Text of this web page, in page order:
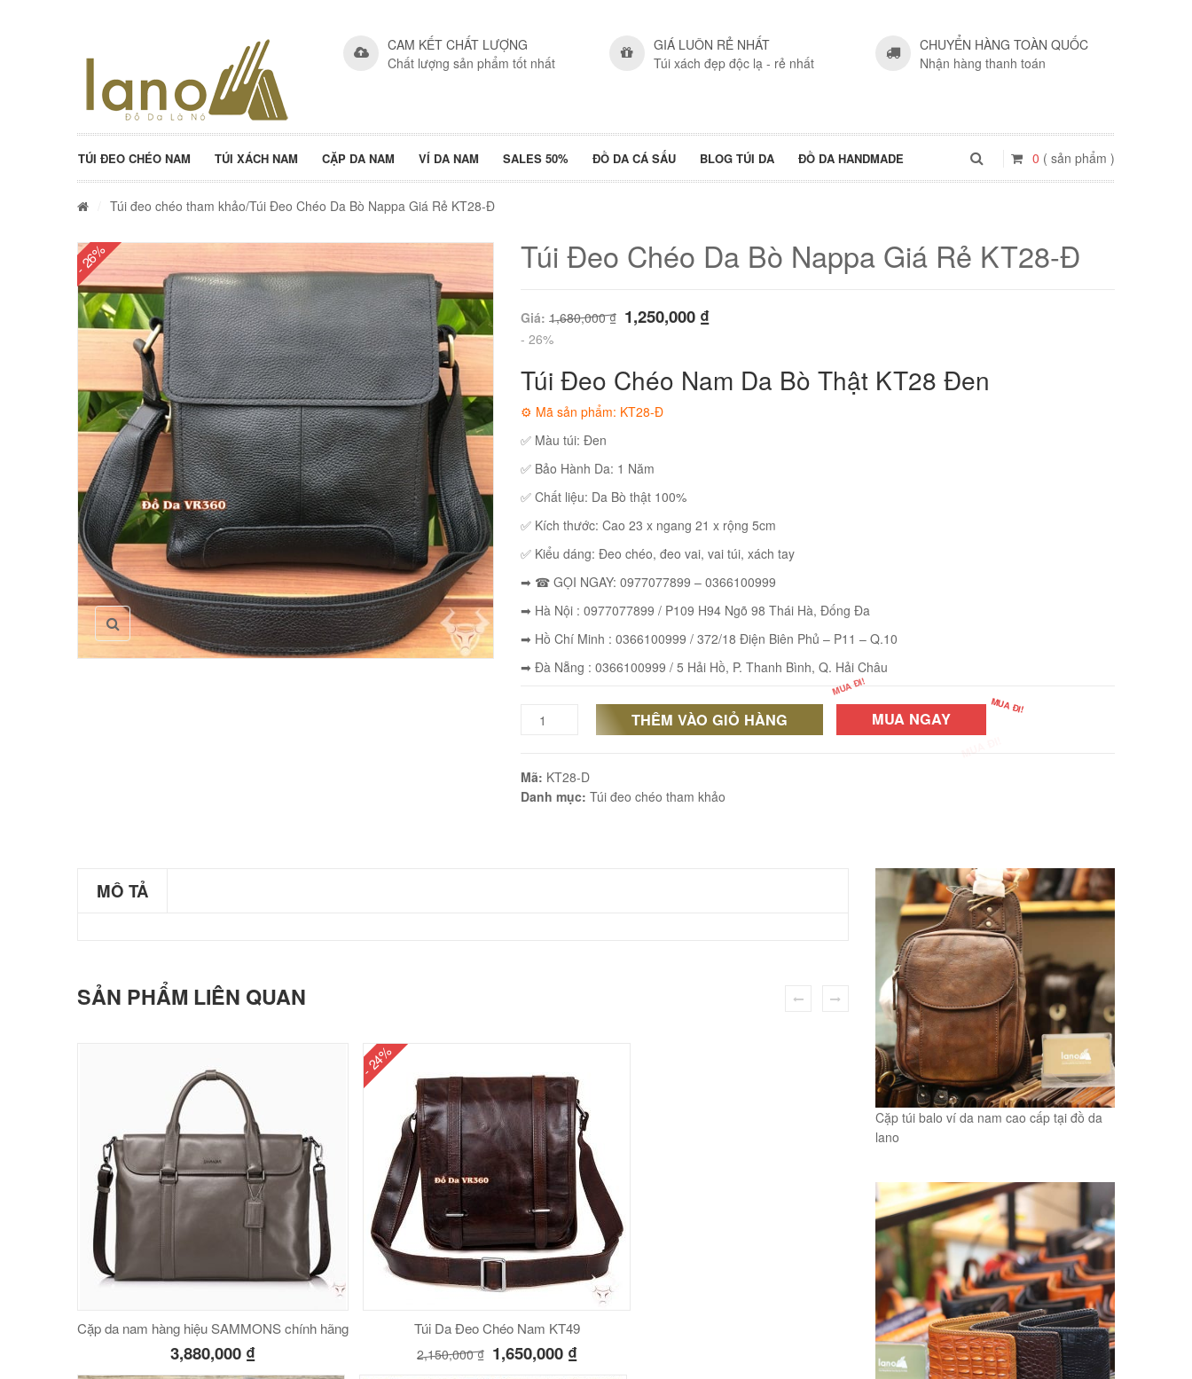
CAM KẾT CHẤT LƯỢNG
Chất lượng sản phẩm tốt nhất
GIÁ LUÔN RẺ NHẤT
Túi xách đẹp độc lạ - rẻ nhất
CHUYỂN HÀNG TOÀN QUỐC
Nhận hàng thanh toán
TÚI ĐEO CHÉO NAM TÚI XÁCH NAM CẶP DA NAM VÍ DA NAM SALES 50% ĐỒ DA CÁ SẤU BLOG TÚI DA ĐỒ DA HANDMADE 0 ( sản phẩm )
Túi đeo chéo tham khảo/Túi Đeo Chéo Da Bò Nappa Giá Rẻ KT28-Đ
- 26% Túi Đeo Chéo Da Bò Nappa Giá Rẻ KT28-Đ
Giá: 1,680,000₫ 1,250,000 ₫
- 26%
Túi Đeo Chéo Nam Da Bò Thật KT28 Đen
⚙ Mã sản phẩm: KT28-Đ
✅ Màu túi: Đen
✅ Bảo Hành Da: 1 Năm
✅ Chất liệu: Da Bò thật 100%
✅ Kích thước: Cao 23 x ngang 21 x rộng 5cm
✅ Kiểu dáng: Đeo chéo, đeo vai, vai túi, xách tay
➡ ☎ GỌI NGAY: 0977077899 – 0366100999
➡ Hà Nội : 0977077899 / P109 H94 Ngõ 98 Thái Hà, Đống Đa
➡ Hồ Chí Minh : 0366100999 / 372/18 Điện Biên Phủ – P11 – Q.10
➡ Đà Nẵng : 0366100999 / 5 Hải Hồ, P. Thanh Bình, Q. Hải Châu
Chéo
THÊM VÀO GIỎ HÀNG MUA NGAY
Mã: KT28-D
Danh mục: Túi đeo chéo tham khảo
MÔ TẢ
SẢN PHẨM LIÊN QUAN
Cặp da nam hàng hiệu SAMMONS chính hãng
3,880,000 ₫
- 24%
Túi Da Đeo Chéo Nam KT49
2,150,000₫ 1,650,000 ₫
Cặp túi balo ví da nam cao cấp tại đồ da
lano